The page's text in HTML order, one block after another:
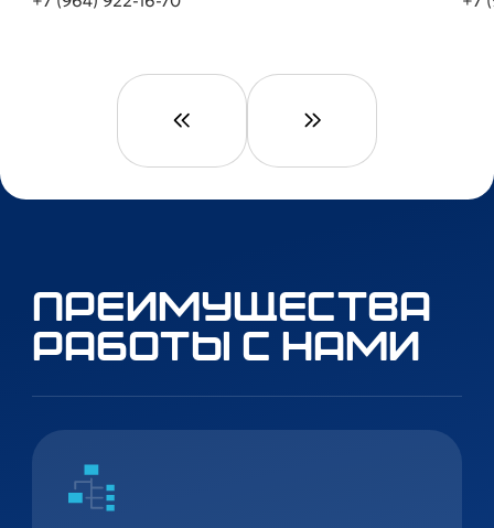
Преимущества
работы с нами